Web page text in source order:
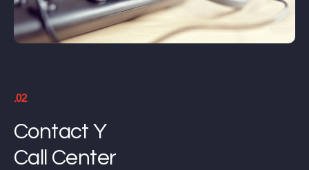
.02
Contact Y
Call Center